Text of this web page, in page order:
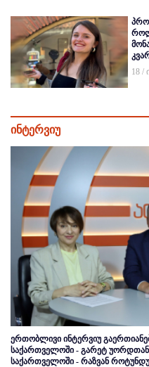
18 /
ინტერვიუ
ერთობლივი ინტერვიუ
საქართველოში - გარეტ
საქართველოში - რაზვან